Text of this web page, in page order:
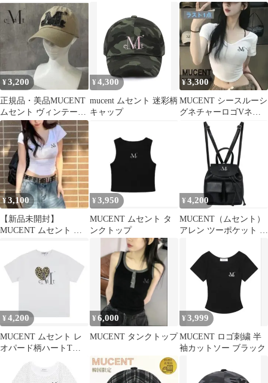
ツ ホワイトグレー
ク
¥3,200
正規品・美品MUCENT
ムセント ヴィンテージ
アップリケ キャップ ベ
ージュ
¥4,300
mucent ムセント 迷彩柄
キャップ
¥3,300
MUCENT シースルーシ
グネチャーロゴVネッ
ククロップ半袖
¥3,100
【新品未開封】
MUCENT ムセント ロ
¥ 3,950
MUCENT ムセント タ
ンクトップ
¥ 4,200
MUCENT（ムセント）
アレン ツーポケット レ
リュック
¥ 4,200
MUCENT ムセント レ
オパード柄ハートTシ
¥6,000
MUCENT タンクトップ
¥3,999
MUCENT ロゴ刺繍 半
袖カットソー ブラック